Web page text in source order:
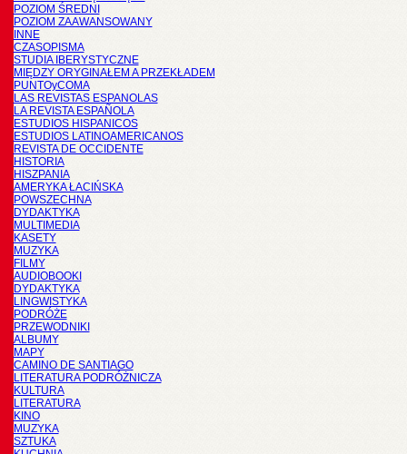
POZIOM ŚREDNI
POZIOM ZAAWANSOWANY
INNE
CZASOPISMA
STUDIA IBERYSTYCZNE
MIĘDZY ORYGINAŁEM A PRZEKŁADEM
PUNTOyCOMA
LAS REVISTAS ESPANOLAS
LA REVISTA ESPAÑOLA
ESTUDIOS HISPANICOS
ESTUDIOS LATINOAMERICANOS
REVISTA DE OCCIDENTE
HISTORIA
HISZPANIA
AMERYKA ŁACIŃSKA
POWSZECHNA
DYDAKTYKA
MULTIMEDIA
KASETY
MUZYKA
FILMY
AUDIOBOOKI
DYDAKTYKA
LINGWISTYKA
PODRÓŻE
PRZEWODNIKI
ALBUMY
MAPY
CAMINO DE SANTIAGO
LITERATURA PODRÓŻNICZA
KULTURA
LITERATURA
KINO
MUZYKA
SZTUKA